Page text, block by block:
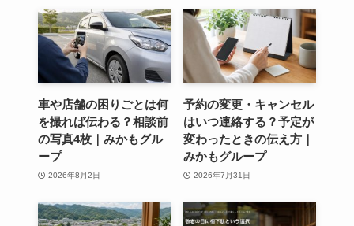
車や店舗の困りごとは何
を撮れば伝わる？相談前
の写真4枚｜みかもグル
ープ
2026年8月2日
予約の変更・キャンセル
はいつ連絡する？予定が
変わったときの伝え方｜
みかもグループ
2026年7月31日